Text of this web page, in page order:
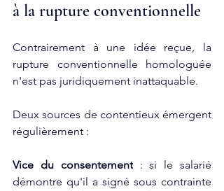
à la rupture conventionnelle
Contrairement à une idée reçue, la
rupture conventionnelle homologuée
n'est pas juridiquement inattaquable.
Deux sources de contentieux émergent
régulièrement :
Vice du consentement : si le salarié
démontre qu'il a signé sous contrainte